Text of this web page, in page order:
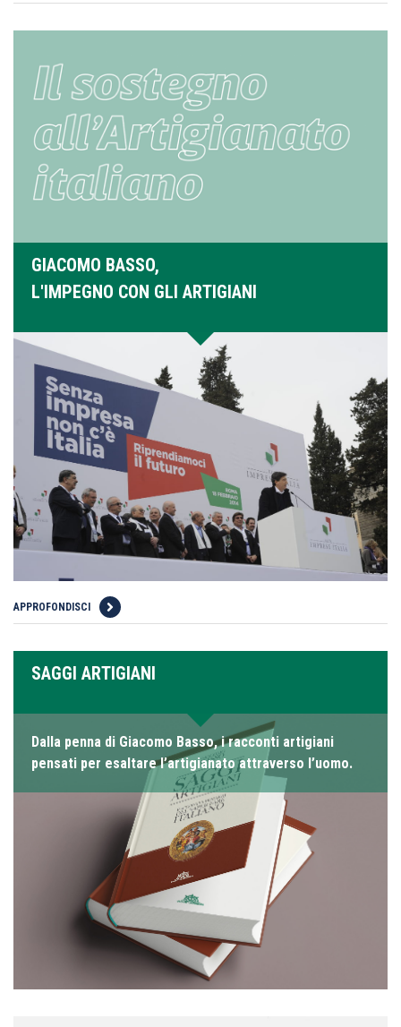
GIACOMO BASSO,
L'IMPEGNO CON GLI ARTIGIANI
APPROFONDISCI
SAGGI ARTIGIANI
Dalla penna di Giacomo Basso, i racconti artigiani
pensati per esaltare l’artigianato attraverso l’uomo.